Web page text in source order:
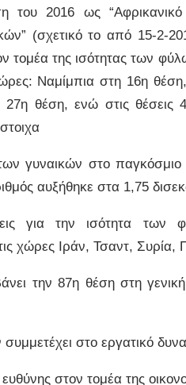
του 2016 ως
(σχετικό το από 15-2-
τομέα της ισότητας των
Ναμίμπια στη 16η
θέση, ενώ στις θέσεις
γυναικών στο παγκόσμιο
αυξήθηκε στα 1,75
για την ισότητα
χώρες Ιράν, Τσαντ, Συρία,
την 87η θέση στη
στο εργατικό
ευθύνης στον τομέα της